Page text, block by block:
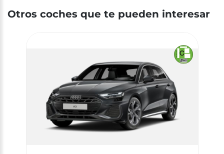
Otros coches que te pueden interesar